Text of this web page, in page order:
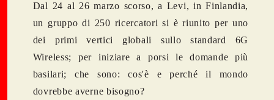
Dal 24 al 26 marzo scorso, a Levi, in Finlandia,
un gruppo di 250 ricercatori si è riunito per uno
dei primi vertici globali sullostandard 6G
Wireless; per iniziare a porsi le domande più
basilari; che sono: cos'è e perché il mondo
dovrebbe averne bisogno?